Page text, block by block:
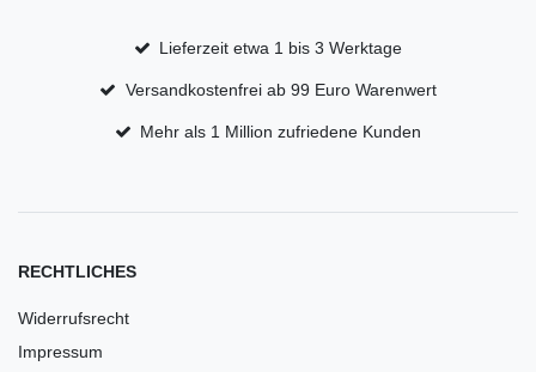
Lieferzeit etwa 1 bis 3 Werktage
Versandkostenfrei ab 99 Euro Warenwert
Mehr als 1 Million zufriedene Kunden
RECHTLICHES
Widerrufsrecht
Impressum